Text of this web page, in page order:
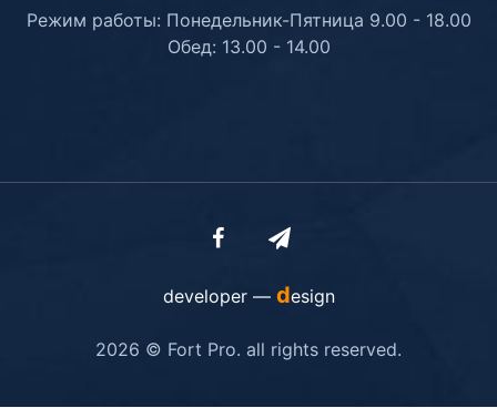
Режим работы: Понедельник-Пятница 9.00 - 18.00
Обед: 13.00 - 14.00
developer — design
2026 © Fort Pro. all rights reserved.